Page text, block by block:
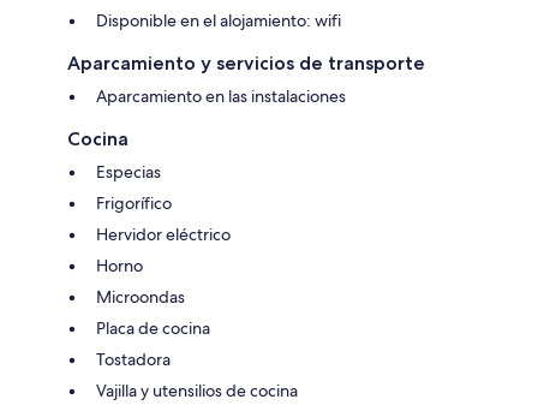
Disponible en el alojamiento: wifi
Aparcamiento y servicios de transporte
Aparcamiento en las instalaciones
Cocina
Especias
Frigorífico
Hervidor eléctrico
Horno
Microondas
Placa de cocina
Tostadora
Vajilla y utensilios de cocina